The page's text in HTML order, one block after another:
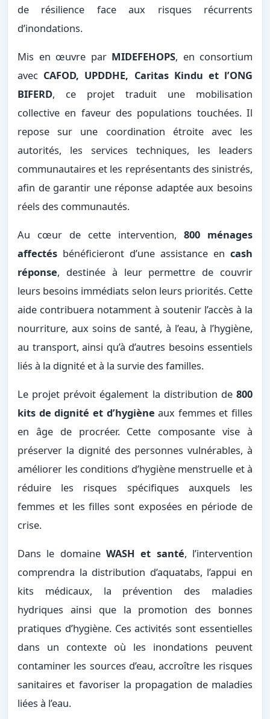
de résilience face aux risques récurrents
d’inondations.
Mis en œuvre par MIDEFEHOPS, en consortium
avec CAFOD, UPDDHE, Caritas Kindu et l’ONG
BIFERD, ce projet traduit une mobilisation
collective en faveur des populations touchées. Il
repose sur une coordination étroite avec les
autorités, les services techniques, les leaders
communautaires et les représentants des sinistrés,
afin de garantir une réponse adaptée aux besoins
réels des communautés.
Au cœur de cette intervention, 800 ménages
affectés bénéficieront d’une assistance en cash
réponse, destinée à leur permettre de couvrir
leurs besoins immédiats selon leurs priorités. Cette
aide contribuera notamment à soutenir l’accès à la
nourriture, aux soins de santé, à l’eau, à l’hygiène,
au transport, ainsi qu’à d’autres besoins essentiels
liés à la dignité et à la survie des familles.
Le projet prévoit également la distribution de 800
kits de dignité et d’hygiène aux femmes et filles
en âge de procréer. Cette composante vise à
préserver la dignité des personnes vulnérables, à
améliorer les conditions d’hygiène menstruelle et à
réduire les risques spécifiques auxquels les
femmes et les filles sont exposées en période de
crise.
Dans le domaine WASH et santé, l’intervention
comprendra la distribution d’aquatabs, l’appui en
kits médicaux, la prévention des maladies
hydriques ainsi que la promotion des bonnes
pratiques d’hygiène. Ces activités sont essentielles
dans un contexte où les inondations peuvent
contaminer les sources d’eau, accroître les risques
sanitaires et favoriser la propagation de maladies
liées à l’eau.